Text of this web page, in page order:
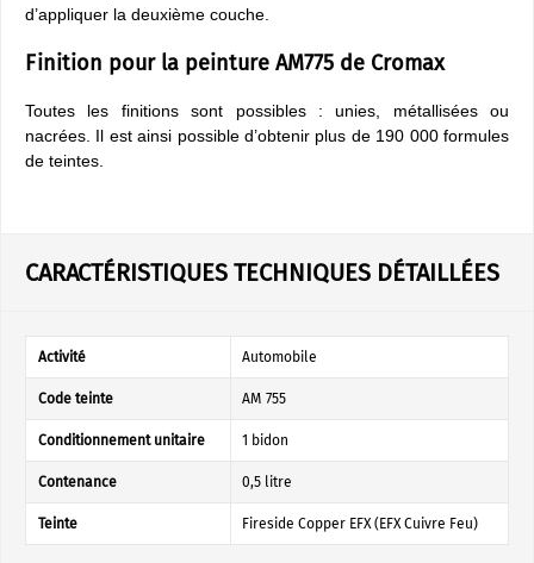
d’appliquer la deuxième couche.
Finition pour la peinture AM775 de Cromax
Toutes les finitions sont possibles : unies, métallisées ou
nacrées. Il est ainsi possible d’obtenir plus de 190 000 formules
de teintes.
CARACTÉRISTIQUES TECHNIQUES DÉTAILLÉES
Activité Automobile
Code teinte AM 755
Conditionnement unitaire 1 bidon
Contenance 0,5 litre
Teinte Fireside Copper EFX (EFX Cuivre Feu)